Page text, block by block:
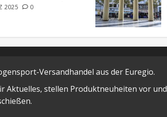
2025 0
Versandhandel aus der Euregio.
Aktuelles, stellen Produktneuheiten vor und